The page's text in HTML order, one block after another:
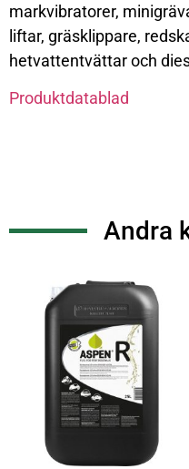
markvibratorer,
liftar, gräsklippare,
hetvattentvättar och
Produktdatablad
Andra